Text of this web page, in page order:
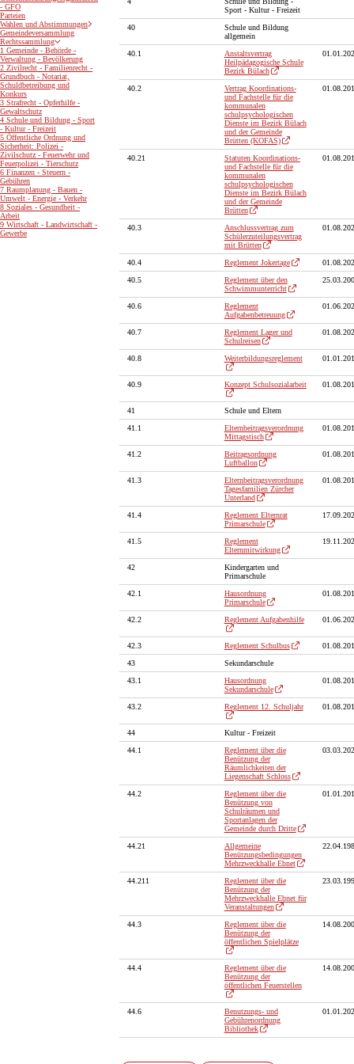
- GFO
Parteien
Wahlen und Abstimmungen
Gemeindeversammlung
Rechtssammlung
1 Gemeinde - Behörde -
Verwaltung - Bevölkerung
2 Zivilrecht - Familienrecht -
Grundbuch - Notariat,
Schuldbetreibung und
Konkurs
3 Strafrecht - Opferhilfe -
Gewaltschutz
4 Schule und Bildung - Sport
- Kultur - Freizeit
5 Öffentliche Ordnung und
Sicherheit: Polizei -
Zivilschutz - Feuerwehr und
Feuerpolizei - Tierschutz
6 Finanzen - Steuern -
Gebühren
7 Raumplanung - Bauen -
Umwelt - Energie - Verkehr
8 Soziales - Gesundheit -
Arbeit
9 Wirtschaft - Landwirtschaft -
Gewerbe
Sport - Kultur - Freizeit
40
Schule und Bildung
allgemein
40.1
Anstaltsvertrag
Heilpädagogische Schule
Bezirk Bülach
40.2
Vertrag Koordinations-
und Fachstelle für die
kommunalen
schulpsychologischen
Dienste im Bezirk Bülach
und der Gemeinde
Brütten (KOFAS)
40.21
Statuten Koordinations-
und Fachstelle für die
kommunalen
schulpsychologischen
Dienste im Bezirk Bülach
und der Gemeinde
Brütten
40.3
Anschlussvertrag zum
Schülerzuteilungsvertrag
mit Brütten
40.4 Reglement Jokertage
40.5
Reglement über den
Schwimmunterricht
40.6
Reglement
Aufgabenbetreuung
40.7
Reglement Lager und
Schulreisen
40.8 Weiterbildungsreglement
40.9 Konzept Schulsozialarbeit
41
Schule und Eltern
41.1
Elternbeitragsverordnung
Mittagstisch
41.2
Beitragsordnung
Luftballon
41.3
Elternbeitragsverordnung
Tagesfamilien Zürcher
Unterland
41.4
Reglement Elternrat
Primarschule
41.5
Reglement
Elternmitwirkung
42
Kindergarten und
Primarschule
42.1
Hausordnung
Primarschule
42.2 Reglement Aufgabenhilfe
42.3 Reglement Schulbus
43
Sekundarschule
43.1
Hausordnung
Sekundarschule
43.2 Reglement 12. Schuljahr
44
Kultur - Freizeit
44.1
Reglement über die
Benützung der
Räumlichkeiten der
Liegenschaft Schloss
44.2
Reglement über die
Benützung von
Schulräumen und
Sportanlagen der
Gemeinde durch Dritte
44.21
Allgemeine
Benützungsbedingungen
Mehrzweckhalle Ebnet
44.211
Reglement über die
Benützung der
Mehrzweckhalle Ebnet für
Veranstaltungen
44.3
Reglement über die
Benützung der
öffentlichen Spielplätze
44.4
Reglement über die
Benützung der
öffentlichen Feuerstellen
44.6
Benutzungs- und
Gebührenordnung
Bibliothek